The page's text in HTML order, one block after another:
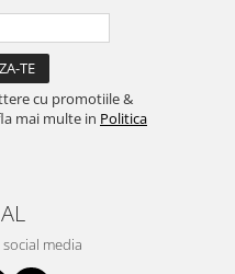
cu promotiile &
mai multe in Politica
media